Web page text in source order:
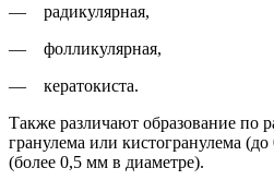
— радикулярная,
— фолликулярная,
— кератокиста.
Также различают образование по
гранулема или кистогранулема
(более 0,5 мм в диаметре).